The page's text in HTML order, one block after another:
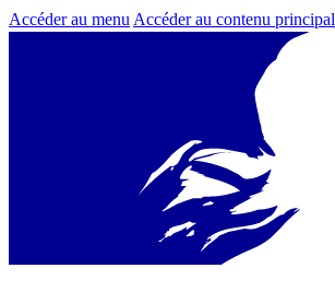
Accéder au menu Accéder au contenu principal